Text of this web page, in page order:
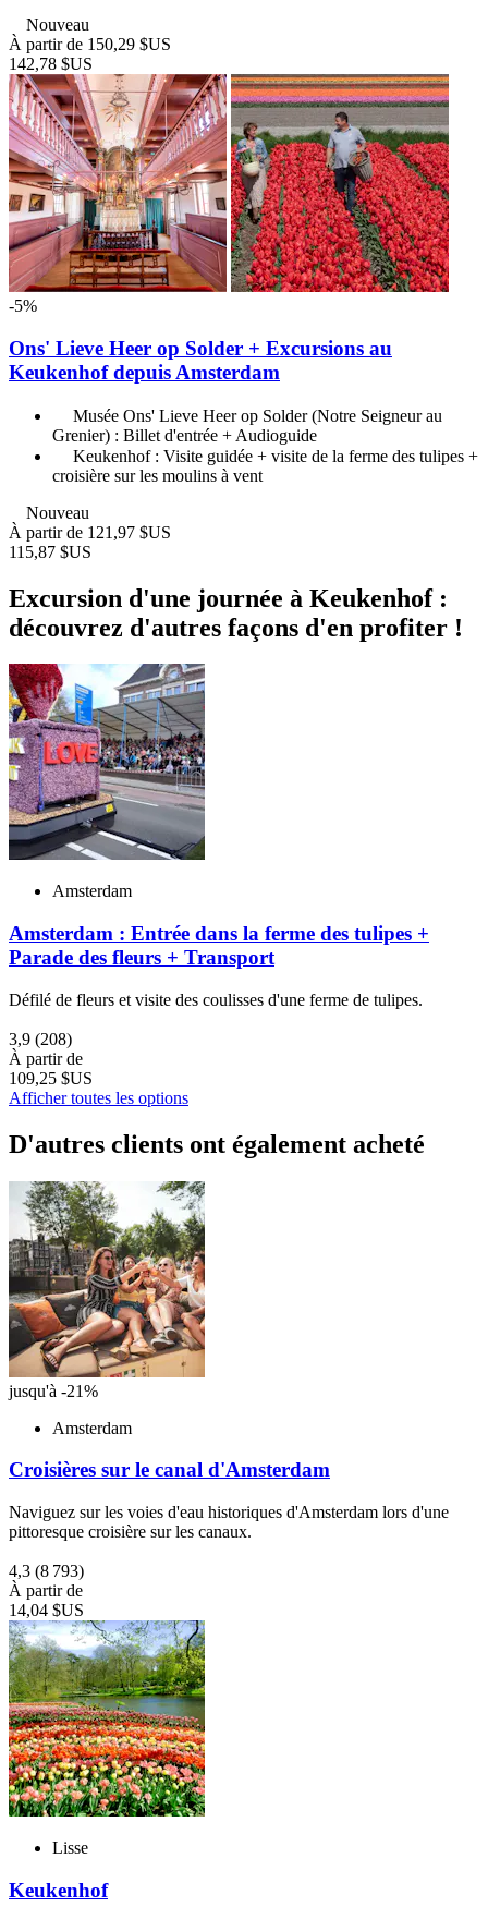
Nouveau
À partir de 150,29 $US
142,78 $US
-5%
Ons' Lieve Heer op Solder + Excursions au
Keukenhof depuis Amsterdam
Musée Ons' Lieve Heer op Solder (Notre Seigneur au
Grenier) : Billet d'entrée + Audioguide
Keukenhof : Visite guidée + visite de la ferme des tulipes +
croisière sur les moulins à vent
Nouveau
À partir de 121,97 $US
115,87 $US
Excursion d'une journée à Keukenhof :
découvrez d'autres façons d'en profiter !
Amsterdam
Amsterdam : Entrée dans la ferme des tulipes +
Parade des fleurs + Transport
Défilé de fleurs et visite des coulisses d'une ferme de tulipes.
3,9 (208)
À partir de
109,25 $US
Afficher toutes les options
D'autres clients ont également acheté
jusqu'à -21%
Amsterdam
Croisières sur le canal d'Amsterdam
Naviguez sur les voies d'eau historiques d'Amsterdam lors d'une
pittoresque croisière sur les canaux.
4,3 (8 793)
À partir de
14,04 $US
Lisse
Keukenhof